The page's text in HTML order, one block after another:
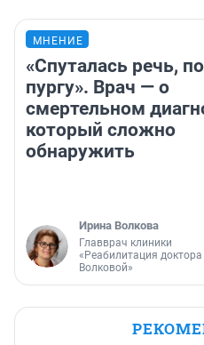
МНЕНИЕ
«Спуталась речь,
пургу». Врач — о
смертельном
который сложно
обнаружить
Ирина Волкова
Главврач клиники
«Реабилитация доктора
Волковой»